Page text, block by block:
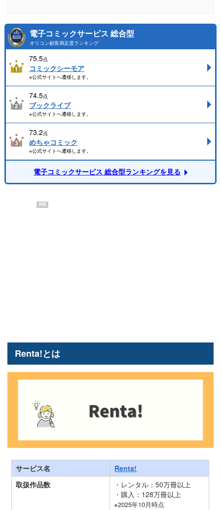
電子コミックサービス 総合型
オリコン顧客満足度ランキング
75.5点
コミックシーモア
※公式サイトへ遷移します。
74.5点
ブックライブ
※公式サイトへ遷移します。
73.2点
めちゃコミック
※公式サイトへ遷移します。
電子コミックサービス 総合型ランキングを見る
PR
Renta!とは
サービス名
Renta!
取扱作品数
・レンタル：50万冊以上
・購入：128万冊以上
※2025年10月時点